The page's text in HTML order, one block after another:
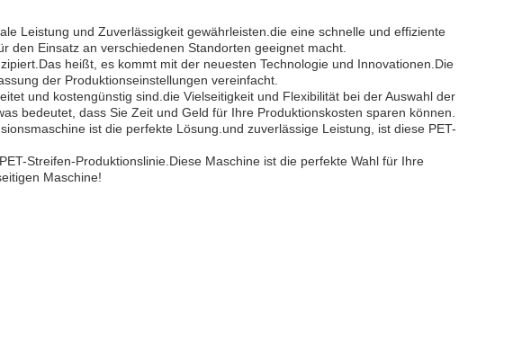
Leistung und Zuverlässigkeit gewährleisten.die eine schnelle und effiziente
den Einsatz an verschiedenen Standorten geeignet macht.
heißt, es kommt mit der neuesten Technologie und Innovationen.Die
der Produktionseinstellungen vereinfacht.
und kostengünstig sind.die Vielseitigkeit und Flexibilität bei der Auswahl der
bedeutet, dass Sie Zeit und Geld für Ihre Produktionskosten sparen können.
ist die perfekte Lösung.und zuverlässige Leistung, ist diese PET-
Streifen-Produktionslinie.Diese Maschine ist die perfekte Wahl für Ihre
Maschine!